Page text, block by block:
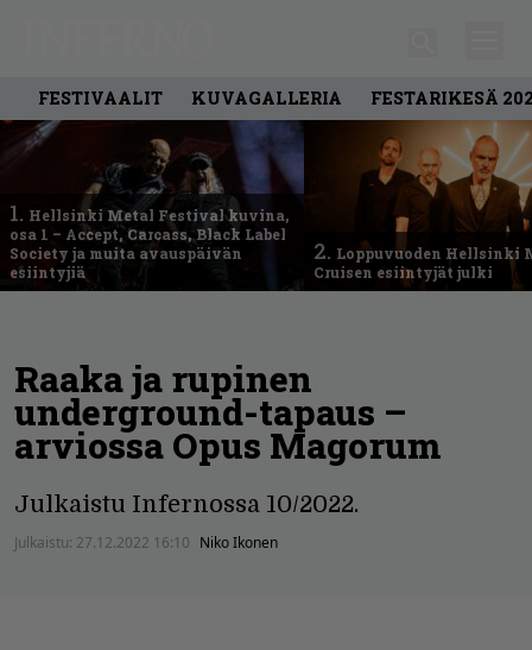
FESTIVAALIT KUVAGALLERIA FESTARIKESÄ
1. Hellsinki Metal Festival kuvina,
osa 1 – Accept, Carcass, Black Label
Society ja muita avauspäivän
esiintyjiä
2. Loppuvuoden Hellsinki
Cruisen esiintyjät julki
Raaka ja rupinen
underground-tapaus –
arviossa Opus Magorum
Julkaistu Infernossa 10/2022.
Julkaistu: 27.12.2022 16:10 Niko Ikonen